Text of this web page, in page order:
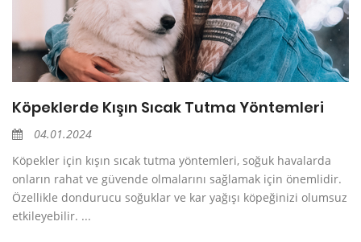
Köpeklerde Kışın Sıcak Tutma Yöntemleri
04.01.2024
Köpekler için kışın sıcak tutma yöntemleri, soğuk havalarda
onların rahat ve güvende olmalarını sağlamak için önemlidir.
Özellikle dondurucu soğuklar ve kar yağışı köpeğinizi olumsuz
etkileyebilir. ...